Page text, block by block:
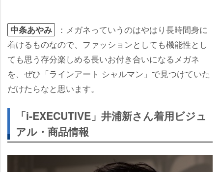
中条あやみ
：メガネっていうのはやはり長時間身に
着けるものなので、ファッションとしても機能性とし
ても思う存分楽しめる長いお付き合いになるメガネ
を、ぜひ「ラインアート シャルマン」で見つけていた
だけたらなと思います。
「i-EXECUTIVE」井浦新さん着用ビジュ
アル・商品情報